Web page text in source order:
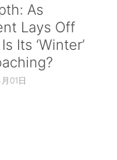
As
Lays Off
Its ‘Winter’
01日